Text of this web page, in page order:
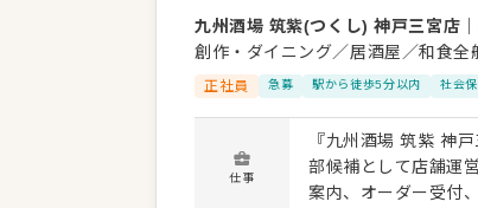
九州酒場 筑紫(つくし) 神戸三宮店
創作・ダイニング／居酒屋／和食全
正社員 急募 駅から徒歩5分以内 社会
仕事
『九州酒場 筑紫 神
部候補として店舗運営全般をお任せします
案内、オーダー受付